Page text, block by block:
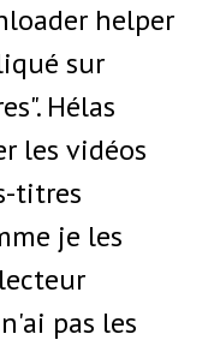
helper
sur
Hélas
les vidéos
titres
je les
pas les